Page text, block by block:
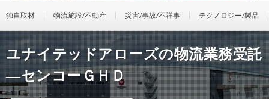
独自取材 物流施設/不動産 災害/事故/不祥事 テクノロジー/製品
ユナイテッドアローズの物流業務受託
―センコーＧＨＤ